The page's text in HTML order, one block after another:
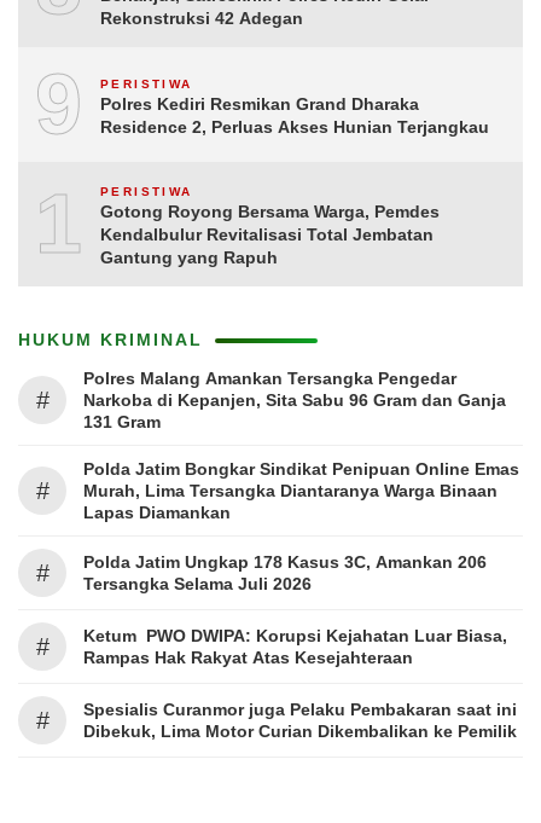
Rekonstruksi 42 Adegan
9 PERISTIWA
Polres Kediri Resmikan Grand Dharaka
Residence 2, Perluas Akses Hunian Terjangkau
10PERISTIWA
Gotong Royong Bersama Warga, Pemdes
Kendalbulur Revitalisasi Total Jembatan
Gantung yang Rapuh
HUKUM KRIMINAL
#
Polres Malang Amankan Tersangka Pengedar
Narkoba di Kepanjen, Sita Sabu 96 Gram dan Ganja
131 Gram
#
Polda Jatim Bongkar Sindikat Penipuan Online Emas
Murah, Lima Tersangka Diantaranya Warga Binaan
Lapas Diamankan
#
Polda Jatim Ungkap 178 Kasus 3C, Amankan 206
Tersangka Selama Juli 2026
#
Ketum PWO DWIPA: Korupsi Kejahatan Luar Biasa,
Rampas Hak Rakyat Atas Kesejahteraan
#
Spesialis Curanmor juga Pelaku Pembakaran saat ini
Dibekuk, Lima Motor Curian Dikembalikan ke Pemilik